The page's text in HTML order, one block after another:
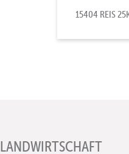
15404 REIS
LANDWIRTSCHAFT